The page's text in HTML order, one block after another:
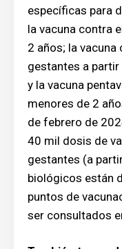
específicas para
la vacuna contra
2 años; la
gestantes a
y la vacuna
menores de 2
de febrero de
40 mil dosis de
gestantes (a
biológicos están
puntos de
ser consultados